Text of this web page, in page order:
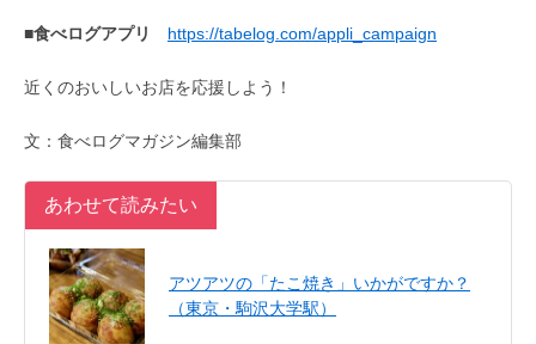
■食べログアプリ https://tabelog.com/appli_campaign
近くのおいしいお店を応援しよう！
文：食べログマガジン編集部
あわせて読みたい
アツアツの「たこ焼き」いかがですか？
（東京・駒沢大学駅）